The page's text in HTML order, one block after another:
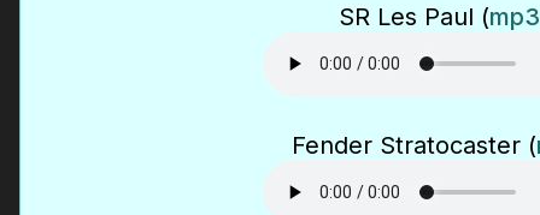
SR Les Paul (mp3
Fender Stratocaster (